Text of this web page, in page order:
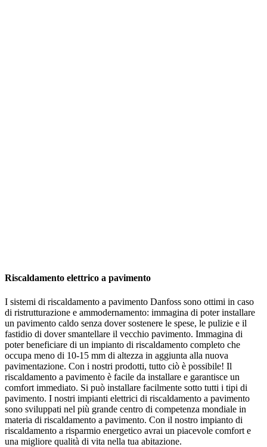
Riscaldamento elettrico a pavimento
I sistemi di riscaldamento a pavimento Danfoss sono ottimi in caso
di ristrutturazione e ammodernamento: immagina di poter installare
un pavimento caldo senza dover sostenere le spese, le pulizie e il
fastidio di dover smantellare il vecchio pavimento. Immagina di
poter beneficiare di un impianto di riscaldamento completo che
occupa meno di 10-15 mm di altezza in aggiunta alla nuova
pavimentazione. Con i nostri prodotti, tutto ciò è possibile! Il
riscaldamento a pavimento è facile da installare e garantisce un
comfort immediato. Si può installare facilmente sotto tutti i tipi di
pavimento. I nostri impianti elettrici di riscaldamento a pavimento
sono sviluppati nel più grande centro di competenza mondiale in
materia di riscaldamento a pavimento. Con il nostro impianto di
riscaldamento a risparmio energetico avrai un piacevole comfort e
una migliore qualità di vita nella tua abitazione.